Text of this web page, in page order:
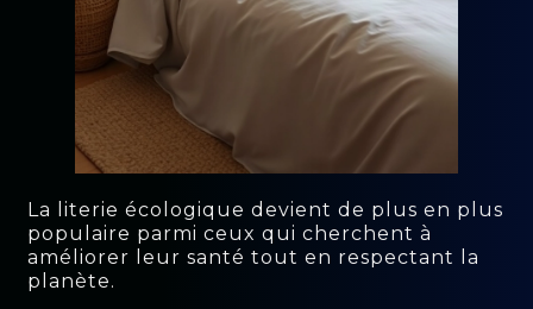
La literie écologique devient de plus en plus
populaire parmi ceux qui cherchent à
améliorer leur santé tout en respectant la
planète.